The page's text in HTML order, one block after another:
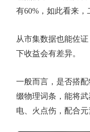
有60%，如此看来，
从市集数据也能佐
下收益会有差异。
一般而言，是否搭
缀物理词条，能将
电、火点伤，配合元